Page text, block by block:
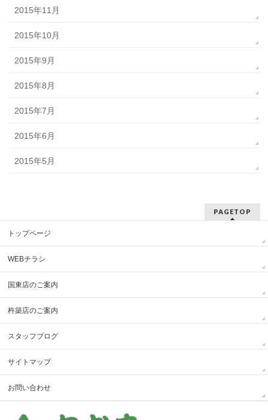
2015年11月
2015年10月
2015年9月
2015年8月
2015年7月
2015年6月
2015年5月
PAGETOP
トップページ
WEBチラシ
国東店のご案内
杵築店のご案内
スタッフブログ
サイトマップ
お問い合わせ